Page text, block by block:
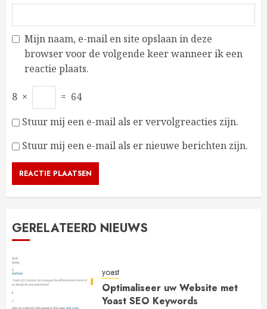
Mijn naam, e-mail en site opslaan in deze
browser voor de volgende keer wanneer ik een
reactie plaats.
8 × = 64
Stuur mij een e-mail als er vervolgreacties zijn.
Stuur mij een e-mail als er nieuwe berichten zijn.
GERELATEERD NIEUWS
yoast
Optimaliseer uw Website met
Yoast SEO Keywords